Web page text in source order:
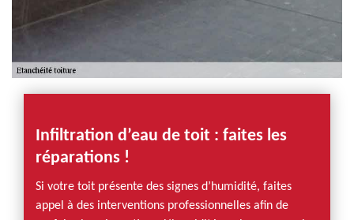
Infiltration d’eau de toit : faites les
réparations !
Si votre toit présente des signes d’humidité, faites
appel à des interventions professionnelles afin de